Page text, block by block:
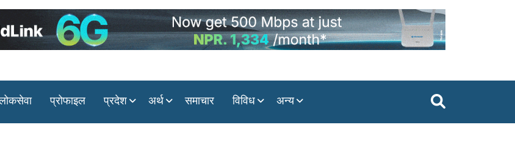
प्रोफाइल प्रदेश अर्थ समाचार विविध अन्य